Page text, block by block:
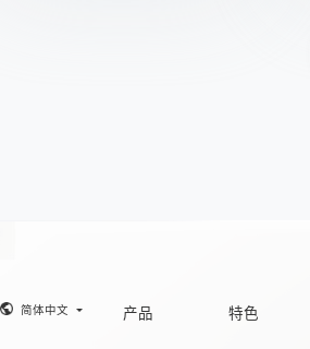
简体中文 产品 特色